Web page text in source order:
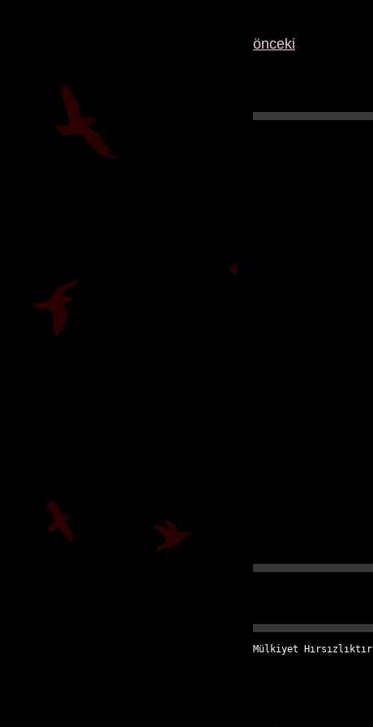
önceki
Mülkiyet Hırsızlıktır